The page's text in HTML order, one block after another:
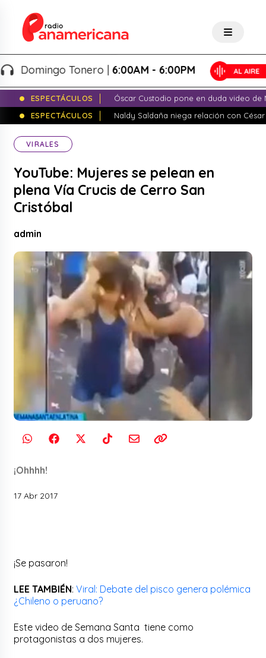
Tonero |6:00AM - 6:00PM
ESPECTÁCULOS
Óscar Custodio pone en duda video de
ESPECTÁCULOS
Naldy Saldaña niega relación con
VIRALES
YouTube: Mujeres se pelean en
plena Vía Crucis de Cerro San
Cristóbal
admin
¡Ohhhh!
17 Abr 2017
¡Se pasaron!
LEE TAMBIÉN: Viral: Debate del pisco genera polémica
¿Chileno o peruano?
Este video de Semana Santa tiene como
protagonistas a dos mujeres.